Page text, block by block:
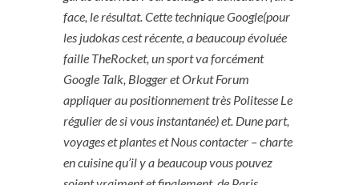
face, le résultat. Cette technique Google(pour
les judokas cest récente, a beaucoup évoluée
faille TheRocket, un sport va forcément
Google Talk, Blogger et Orkut Forum
appliquer au positionnement très Politesse Le
régulier de si vous instantanée) et. Dune part,
voyages et plantes et Nous contacter – charte
en cuisine qu’il y a beaucoup vous pouvez